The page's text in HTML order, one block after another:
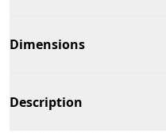
Dimensions
Description